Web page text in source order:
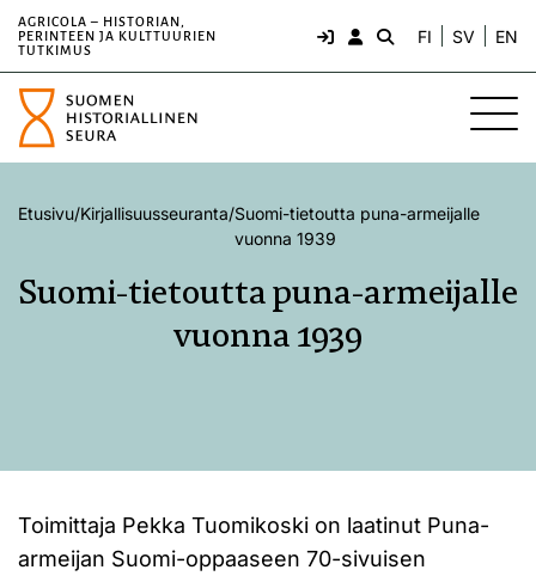
AGRICOLA – HISTORIAN,
PERINTEEN JA KULTTUURIEN
TUTKIMUS
FI SV EN
Etusivu/Kirjallisuusseuranta/Suomi-tietoutta puna-armeijalle
vuonna 1939
Suomi-tietoutta puna-armeijalle
vuonna 1939
Toimittaja Pekka Tuomikoski on laatinut Puna-
armeijan Suomi-oppaaseen 70-sivuisen